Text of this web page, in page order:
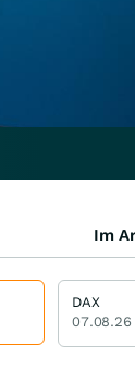
Im
DAX
07.08.26